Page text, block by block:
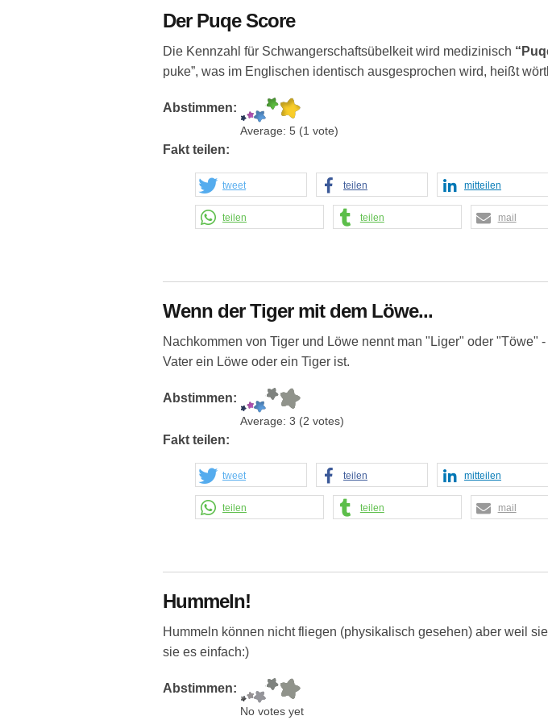
Der Puqe Score
Die Kennzahl für Schwangerschaftsübelkeit wird medizinisch
puke”, was im Englischen identisch ausgesprochen wird, heißt
Abstimmen:
Average: 5 (1 vote)
Fakt teilen:
tweet teilen mitteilen
teilen teilen mail
Wenn der Tiger mit dem Löwe...
Nachkommen von Tiger und Löwe nennt man "Liger" oder "Töwe"
Vater ein Löwe oder ein Tiger ist.
Abstimmen:
Average: 3 (2 votes)
Fakt teilen:
tweet teilen mitteilen
teilen teilen mail
Hummeln!
Hummeln können nicht fliegen (physikalisch gesehen) aber weil
sie es einfach:)
Abstimmen:
No votes yet